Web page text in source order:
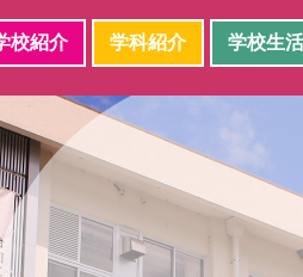
校紹介 学科紹介 学校生活